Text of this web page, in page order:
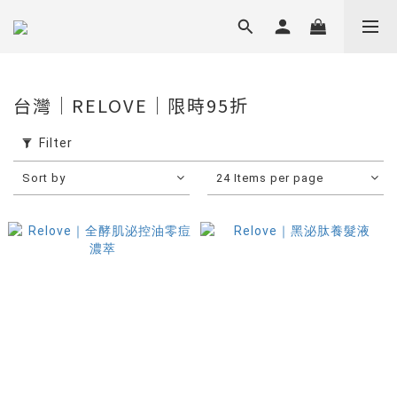
台灣｜RELOVE｜限時95折
Filter
Sort by 24 Items per page